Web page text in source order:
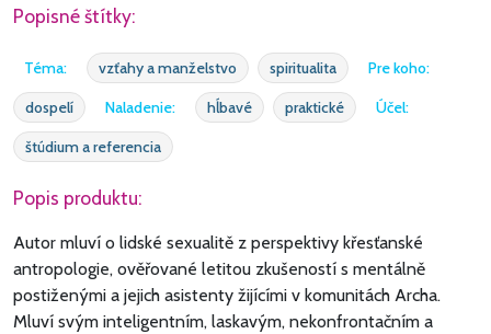
Popisné štítky:
Téma: vzťahy a manželstvo spiritualita
Pre koho:
dospelí
Naladenie: hĺbavé praktické
Účel:
štúdium a referencia
Popis produktu:
Autor mluví o lidské sexualitě z perspektivy křesťanské
antropologie, ověřované letitou zkušeností s mentálně
postiženými a jejich asistenty žijícími v komunitách Archa.
Mluví svým inteligentním, laskavým, nekonfrontačním a